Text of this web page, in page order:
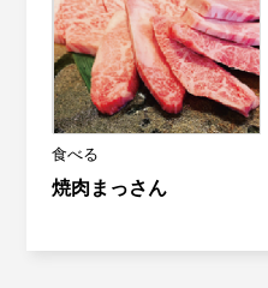
食べる
焼肉まっさん